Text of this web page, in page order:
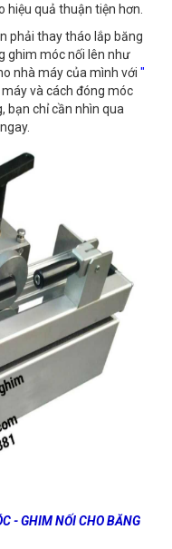
hiệu quả thuận tiện hơn.
phải thay tháo lắp băng
ghim móc nối lên như
nhà máy của mình với "
máy và cách đóng móc
bạn chỉ cần nhìn qua
- GHIM NỐI CHO BĂNG